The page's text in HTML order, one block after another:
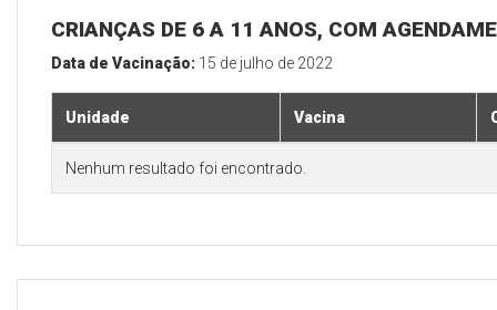
CRIANÇAS DE 6 A 11 ANOS, COM
Data de Vacinação: 15 de julho de 2022
Unidade Vacina
Nenhum resultado foi encontrado.